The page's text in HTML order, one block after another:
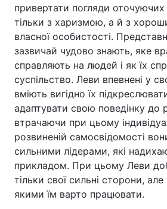
привертати погляди
тільки з харизмою, а й з
власної особистості.
зазвичай чудово знають, яке
справляють на людей і як їх
суспільство. Леви впевнені у
вміють вигідно їх
адаптувати свою поведінку до
втрачаючи при цьому
розвиненій самосвідомості
сильними лідерами, які
прикладом. При цьому Леви
тільки свої сильні сторони, але
якими їм варто працювати.